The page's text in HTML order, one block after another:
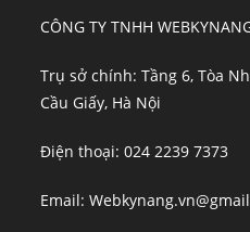
CÔNG TY TNHH
Trụ sở chính: Tầng 6, Tòa
Cầu Giấy, Hà Nội
Điện thoại: 024 2239 7373
Email: